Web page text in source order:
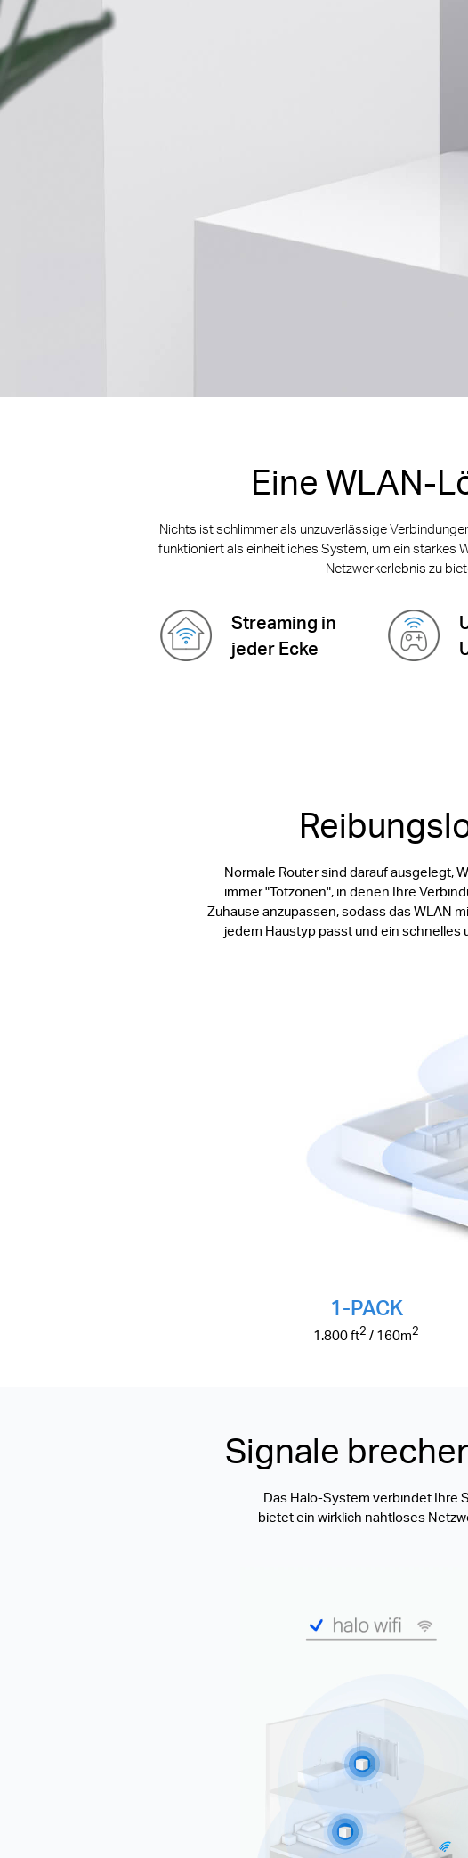
Eine WLAN-
Nichts ist schlimmer als unzuverlässige
funktioniert als einheitliches System, um ein starkes
Netzwerkerlebnis zu
Streaming in
jeder Ecke
Normale Router sind darauf ausgelegt,
immer "Totzonen", in denen Ihre
Zuhause anzupassen, sodass das WLAN
jedem Haustyp passt und ein schnelles
1-PACK
1.800ft2 / 160m2
Signale
Das Halo-System verbindet Ihre
bietet ein wirklich nahtloses